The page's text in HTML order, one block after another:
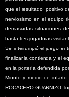
que el resultado positivo
nerviosismo en el equipo
demasiadas situaciones
hasta tres jugadoras
Se interrumpió el juego
finalizar la contienda y el
en la portería defendida por
Minuto y medio de
ROCACERO GUARNIZO